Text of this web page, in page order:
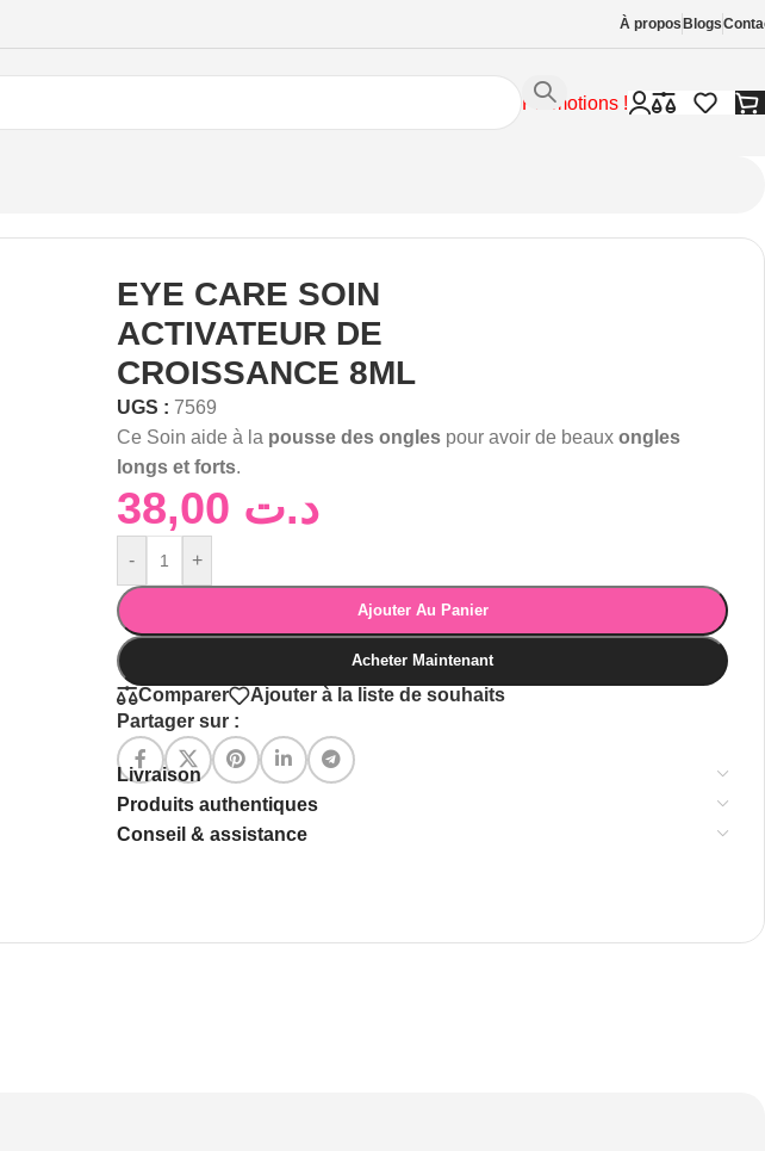
À propos Blogs
Promotions !
EYE CARE SOIN
ACTIVATEUR DE
CROISSANCE 8ML
UGS :7569
Ce Soin aide à la pousse des ongles pour avoir de beaux ongles
longs et forts.
د.ت
- +
Ajouter Au Panier
Acheter Maintenant
Comparer
Ajouter à la liste de souhaits
Partager sur :
Livraison
Produits authentiques
Conseil & assistance